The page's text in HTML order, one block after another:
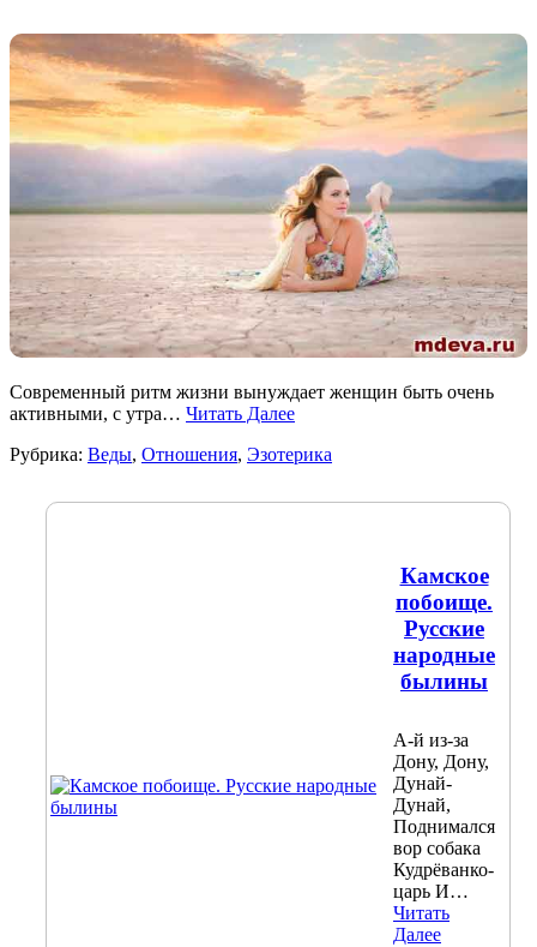
Современный ритм жизни вынуждает женщин быть очень
активными, с утра… Читать Далее
Рубрика: Веды, Отношения, Эзотерика
Камское
побоище.
Русские
народные
былины
А-й из-за
Дону, Дону,
Дунай-
Дунай,
Поднимался
вор собака
Кудрёванко-
царь И…
Читать
Далее